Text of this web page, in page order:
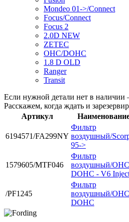
Mondeo 01->/Connect
Focus/Connect
Focus 2
2.0D NEW
ZETEC
OHC/DOHC
1.8 D OLD
Ranger
Transit
Если нужной детали нет в
Расскажем, когда ждать и
Артикул
6194571/FA299NY
Фильтр
воздушный/
95->
1579605/MTF046
Фильтр
воздушный/
DOHC - V6
/PF1245
Фильтр
воздушный/
DOHC